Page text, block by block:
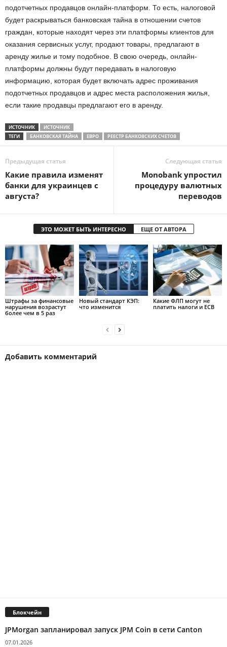
подотчетных продавцов онлайн-платформ. То есть, налоговой
будет раскрываться банковская тайна в отношении счетов
граждан, которые находят через эти платформы клиентов для
оказания сервисных услуг, продают товары, предлагают в
аренду жилье и тому подобное. В свою очередь, онлайн-
платформы должны будут передавать в налоговую
информацию, которая будет включать адрес проживания
подотчетных продавцов и адрес места расположения жилья,
если такие продавцы предлагают его в аренду.
ИСТОЧНИК
ИСТОЧНИК
ТЕГИ
БАНКОВСКАЯ ТАЙНА ЕВРО РЕЕСТР БАНКОВСКИХ СЧЕТОВ
Предыдущая статья
Какие правила изменят
банки для украинцев с
августа?
Следующая статья
Monobank упростил
процедуру валютных
переводов
ЭТО МОЖЕТ БЫТЬ ИНТЕРЕСНО ЕЩЕ ОТ АВТОРА
Штрафы за финансовые
нарушения возрастут
более чем в 5 раз
Новый стандарт КЭП:
что изменится
Какие ФЛП могут не
платить налоги и ЕСВ
Добавить комментарий
Блокчейн
JPMorgan запланировал запуск JPM Coin в сети Canton
07.01.2026